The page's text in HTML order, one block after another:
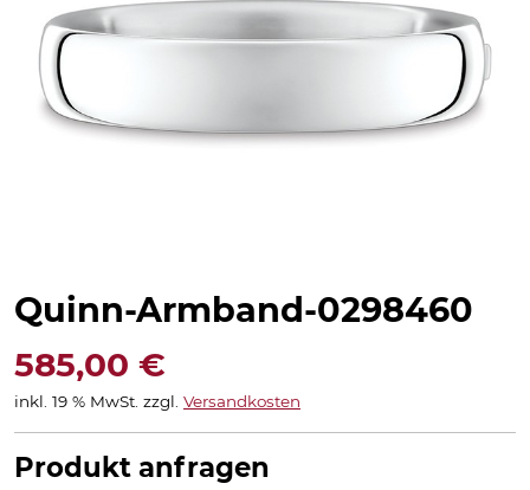
Quinn-Armband-0298460
585,00 €
inkl. 19 % MwSt. zzgl. Versandkosten
Produkt anfragen